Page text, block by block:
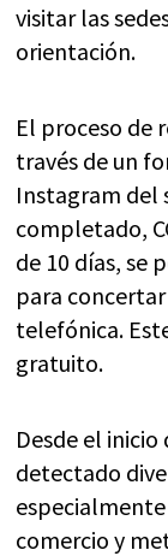
visitar las
orientación.
El proceso de
través de un
Instagram del
completado,
de 10 días, se
para
telefónica.
gratuito.
Desde el inicio
detectado
comercio y